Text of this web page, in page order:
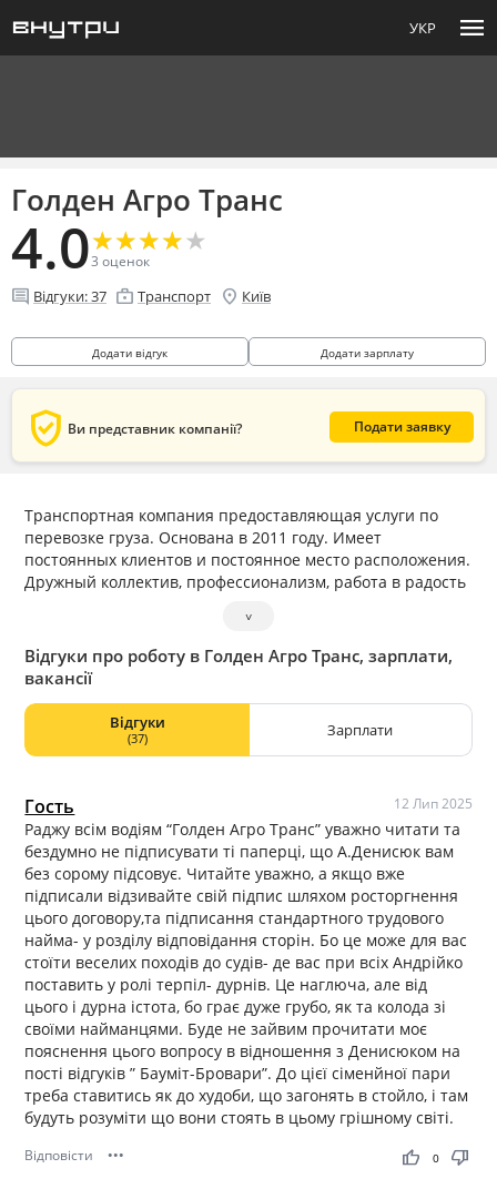
УКР menu
Голден Агро Транс
4.0★
★★
★★
★★
★★
★
3 оценок
comment Відгуки:37 enterprise Транспорт location_on Київ
Додати відгук Додати зарплату
verified_user Ви представник компанії? Подати заявку
Транспортная компания предоставляющая услуги по
перевозке груза. Основана в 2011 году. Имеет
постоянных клиентов и постоянное место расположения.
Дружный коллектив, профессионализм, работа в радость
˅
Відгуки про роботу в Голден Агро Транс, зарплати,
вакансії
Відгуки
(37) Зарплати
Гость 12 Лип 2025
Раджу всім водіям “Голден Агро Транс” уважно читати та
бездумно не підписувати ті паперці, що А.Денисюк вам
без сорому підсовує. Читайте уважно, а якщо вже
підписали відзивайте свій підпис шляхом росторгнення
цього договору,та підписання стандартного трудового
найма- у розділу відповідання сторін. Бо це може для вас
стоїти веселих походів до судів- де вас при всіх Андрійко
поставить у ролі терпіл- дурнів. Це наглюча, але від
цього і дурна істота, бо грає дуже грубо, як та колода зі
своїми найманцями. Буде не зайвим прочитати моє
пояснення цього вопросу в відношення з Денисюком на
пості відгуків ” Бауміт-Бровари”. До цієї сіменйної пари
треба ставитись як до худоби, що загонять в стойло, і там
будуть розуміти що вони стоять в цьому грішному світі.
Відповісти ••• thumb_up thumb_down
0